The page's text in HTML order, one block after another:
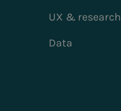
UX & research
Data